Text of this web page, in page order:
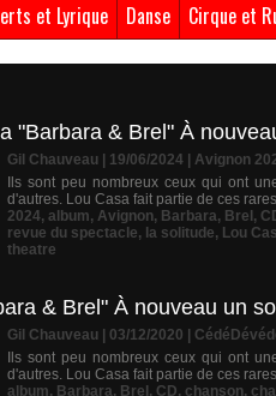
et Lyrique Danse Cirque et
"Barbara & Brel" À
Gil Chauveau | 19/06/2024
Avignon
Ils sont peu nombreux ceux qui ont
d'autres. Lou Casa fait partie de ces
2024, album, Avignon, Barbara, Brel ,
revue du spectacle, la solitude, Lou
theatre
& Brel" À nouveau un
Gil Chauveau | 03/12/2020
Ils sont peu nombreux ceux qui ont
d'autres. Lou Casa fait partie de ces
album, Barbara, Brel , CD, chanson,